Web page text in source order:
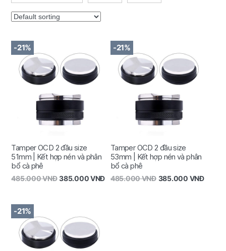
-21%
Tamper OCD 2 đầu size
51mm | Kết hợp nén và phân
bổ cà phê
485.000VNĐ 385.000VNĐ
-21%
Tamper OCD 2 đầu size
53mm | Kết hợp nén và phân
bổ cà phê
485.000VNĐ 385.000 VNĐ
-21%